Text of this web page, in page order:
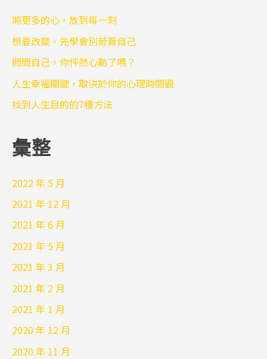
:將更多的心，放到每一刻
想要改變，先學會別苛責自己
問問自己，你怦然心動了嗎？
人生幸福關鍵，取決於你的心理時間觀
找到人生目的的7種方法
彙整
2022 年 5 月
2021 年 12 月
2021 年 6 月
2021 年 5 月
2021 年 3 月
2021 年 2 月
2021 年 1 月
2020 年 12 月
2020 年 11 月